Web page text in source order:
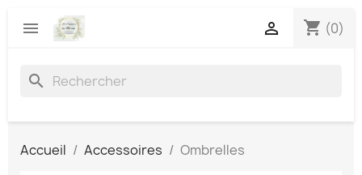
 shopping_cart (0)

search
Accueil Accessoires Ombrelles